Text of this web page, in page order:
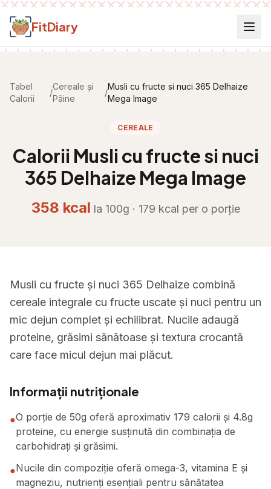
Salt la conținut
FitDiary
Tabel
Calorii
/
Cereale și
Pâine
/
Musli cu fructe si nuci 365 Delhaize
Mega Image
CEREALE
Calorii Musli cu fructe si nuci
365 Delhaize Mega Image
358 kcal la 100g · 179 kcal per o porție
Musli cu fructe și nuci 365 Delhaize combină
cereale integrale cu fructe uscate și nuci pentru un
mic dejun complet și echilibrat. Nucile adaugă
proteine, grăsimi sănătoase și textura crocantă
care face micul dejun mai plăcut.
Informații nutriționale
●O porție de 50g oferă aproximativ 179 calorii și 4.8g
proteine, cu energie susținută din combinația de
carbohidrați și grăsimi.
●Nucile din compoziție oferă omega-3, vitamina E și
magneziu, nutrienți esențiali pentru sănătatea